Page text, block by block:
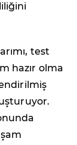
test
hazır olma